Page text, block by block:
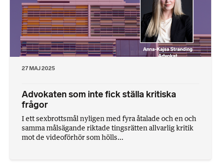
27 MAJ 2025
Advokaten som inte fick ställa kritiska
frågor
I ett sexbrottsmål nyligen med fyra åtalade och en och
samma målsägande riktade tingsrätten allvarlig kritik
mot de videoförhör som hölls...